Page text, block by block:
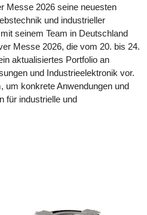
Messe 2026 seine neuesten
und industrieller
seinem Team in Deutschland
Messe 2026, die vom 20. bis 24.
aktualisiertes Portfolio an
und Industrieelektronik vor.
um konkrete Anwendungen und
für industrielle und